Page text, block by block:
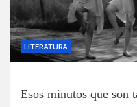
LITERATURA
Esos minutos que son